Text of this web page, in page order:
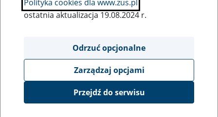
Ukryj wszystkie pozycje bazy
Plastmo Polska Sp. z o.o. w likwidacji
Polityka cookies dla www.zus.pl
ostatnia aktualizacja 19.08.2024 r.
Odrzuć opcjonalne
Zarządzaj opcjami
Przejdź do serwisu